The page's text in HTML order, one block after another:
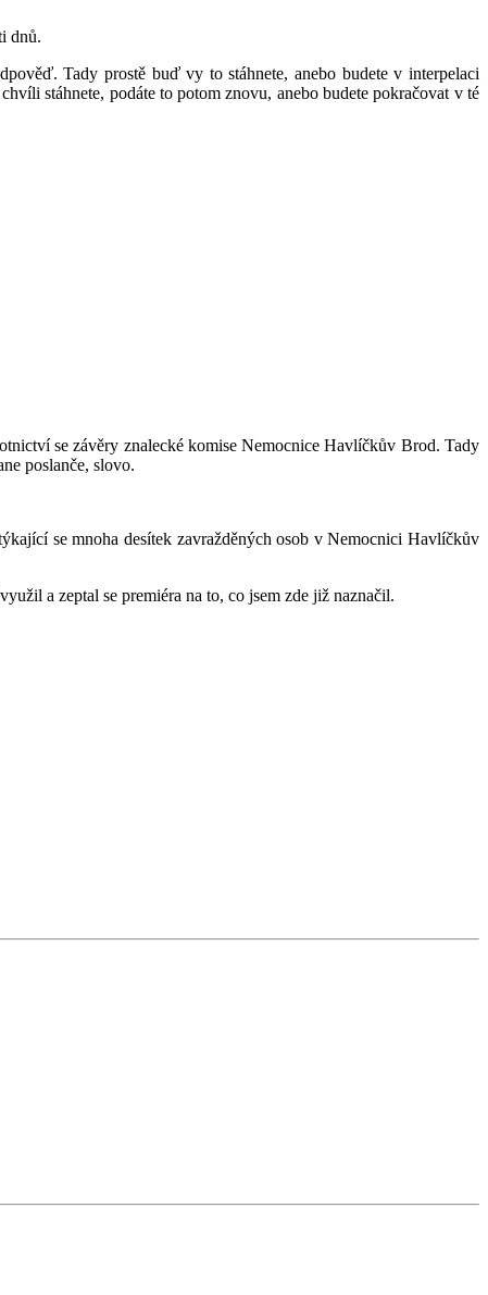
dnů.
Tady prostě buď vy to stáhnete, anebo budete v interpelaci
stáhnete, podáte to potom znovu, anebo budete pokračovat v té
se závěry znalecké komise Nemocnice Havlíčkův Brod. Tady
poslanče, slovo.
se mnoha desítek zavražděných osob v Nemocnici Havlíčkův
a zeptal se premiéra na to, co jsem zde již naznačil.